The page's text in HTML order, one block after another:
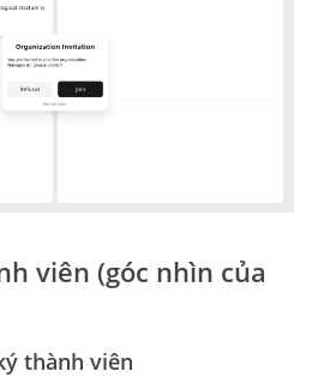
viên (góc nhìn của
thành viên